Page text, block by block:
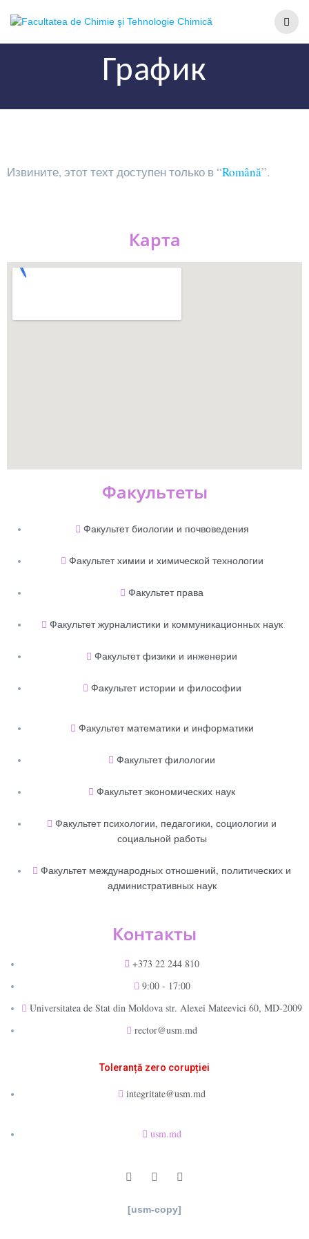
График
Извините, этот техт доступен только в “Română”.
Карта
Факультеты
Факультет биологии и почвоведения
Факультет химии и химической технологии
Факультет права
Факультет журналистики и коммуникационных наук
Факультет физики и инженерии
Факультет истории и философии
Факультет математики и информатики
Факультет филологии
Факультет экономических наук
Факультет психологии, педагогики, социологии и
социальной работы
Факультет международных отношений, политических и
административных наук
Контакты
+373 22 244 810
9:00 - 17:00
Universitatea de Stat din Moldova str. Alexei Mateevici 60, MD-2009
rector@usm.md
Toleranță zero corupției
integritate@usm.md
usm.md
[usm-copy]